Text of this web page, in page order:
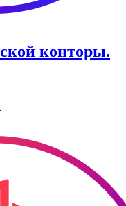
конторы.